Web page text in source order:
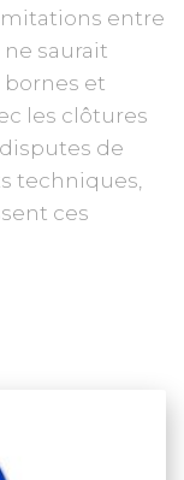
entre
saurait
et
les clôtures
de
techniques,
ces